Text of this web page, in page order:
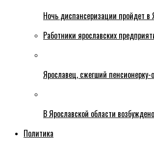
Ночь диспансеризации пройдет в
Работники ярославских
Ярославец, сжегший
В Ярославской области
Политика